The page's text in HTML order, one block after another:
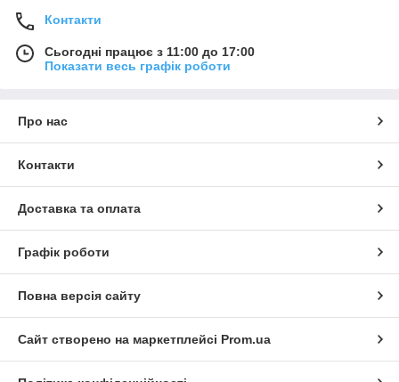
Контакти
Сьогодні працює з 11:00 до 17:00
Показати весь графік роботи
Про нас
Контакти
Доставка та оплата
Графік роботи
Повна версія сайту
Сайт створено на маркетплейсі Prom.ua